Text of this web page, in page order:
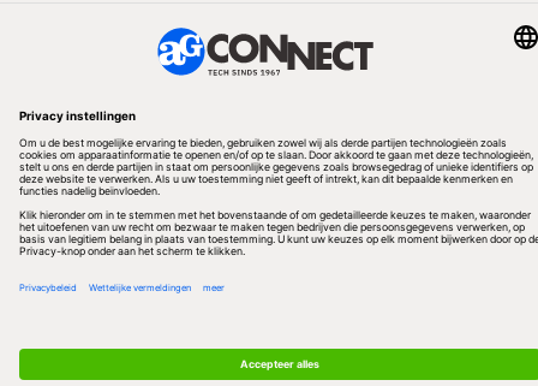
Redactionele partner
Algemene Voorwaarden & Copyrights